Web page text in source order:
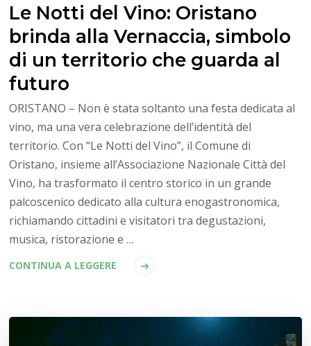
Le Notti del Vino: Oristano
brinda alla Vernaccia, simbolo
di un territorio che guarda al
futuro
ORISTANO – Non è stata soltanto una festa dedicata al
vino, ma una vera celebrazione dell’identità del
territorio. Con “Le Notti del Vino”, il Comune di
Oristano, insieme all’Associazione Nazionale Città del
Vino, ha trasformato il centro storico in un grande
palcoscenico dedicato alla cultura enogastronomica,
richiamando cittadini e visitatori tra degustazioni,
musica, ristorazione e …
CONTINUA A LEGGERE